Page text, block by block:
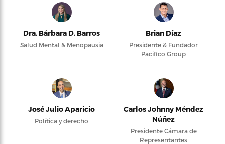
Dra. Bárbara D. Barros
Salud Mental & Menopausia
Brian Díaz
Presidente & Fundador
Pacifico Group
José Julio Aparicio
Política y derecho
Carlos Johnny Méndez
Núñez
Presidente Cámara de
Representantes